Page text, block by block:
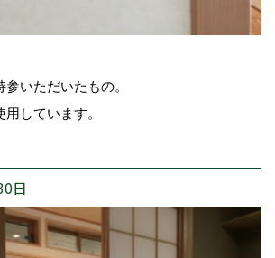
いただいたもの。
しています。
日